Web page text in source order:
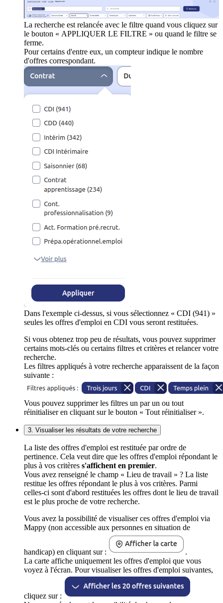
La recherche est relancée avec le filtre quand vous cliquez sur
le bouton « APPLIQUER LE FILTRE » ou quand le filtre se
ferme.
Pour certains d'entre eux, un compteur indique le nombre
d'offres correspondant.
Dans l'exemple ci-dessus, si vous sélectionnez « CDI (941) »
seules les offres d'emploi en CDI vous seront restituées.
Si vous obtenez trop peu de résultats, vous pouvez supprimer
certains mots-clés ou certains filtres et critères et relancer votre
recherche.
Les filtres appliqués à votre recherche apparaissent de la façon
suivante :
Vous pouvez supprimer les filtres un par un ou tout
réinitialiser en cliquant sur le bouton « Tout réinitialiser ».
3. Visualiser les résultats de votre recherche
La liste des offres d'emploi est restituée par ordre de
pertinence. Cela veut dire que les offres d'emploi répondant le
plus à vos critères s'affichent en premier.
Vous avez renseigné le champ « Lieu de travail » ? La liste
restitue les offres répondant le plus à vos critères. Parmi
celles-ci sont d'abord restituées les offres dont le lieu de travail
est le plus proche de votre recherche.
Vous avez la possibilité de visualiser ces offres d'emploi via
Mappy (non accessible aux personnes en situation de
handicap) en cliquant sur :
.
La carte affiche uniquement les offres d'emploi que vous
voyez à l'écran. Pour visualiser les offres d'emploi suivantes,
cliquez sur :